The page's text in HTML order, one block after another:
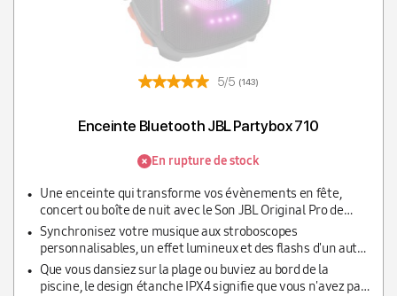
5/5 (143)
Enceinte Bluetooth JBL Partybox 710
En rupture de stock
Une enceinte qui transforme vos évènements en fête,
concert ou boîte de nuit avec le Son JBL Original Pro de
800W et le jeu de lumières dynamique
Synchronisez votre musique aux stroboscopes
personnalisables, un effet lumineux et des flashs d'un autre
niveau facilement contrôlables via le panneau ou
l'application mobile PartyBox
Que vous dansiez sur la plage ou buviez au bord de la
piscine, le design étanche IPX4 signifie que vous n'avez pas